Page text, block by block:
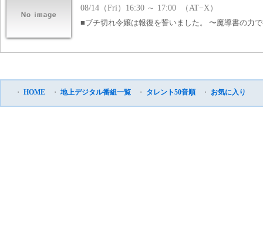
08/14（Fri）16:30 ～ 17:00 （AT−X）
■ブチ切れ令嬢は報復を誓いました。 〜魔導書の力
・ HOME ・ 地上デジタル番組一覧 ・ タレント50音順 ・ お気に入り